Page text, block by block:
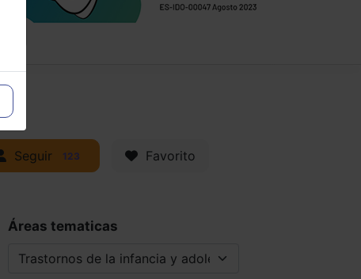
Seguir 123 Favorito
Áreas tematicas